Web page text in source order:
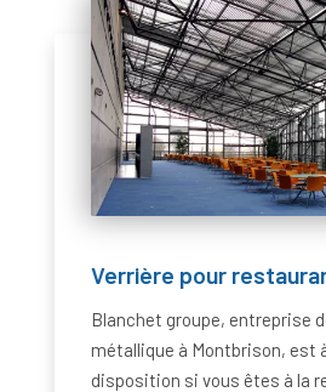
Verrière pour
Blanchet groupe, entreprise
métallique à Montbrison, est
disposition si vous êtes à la